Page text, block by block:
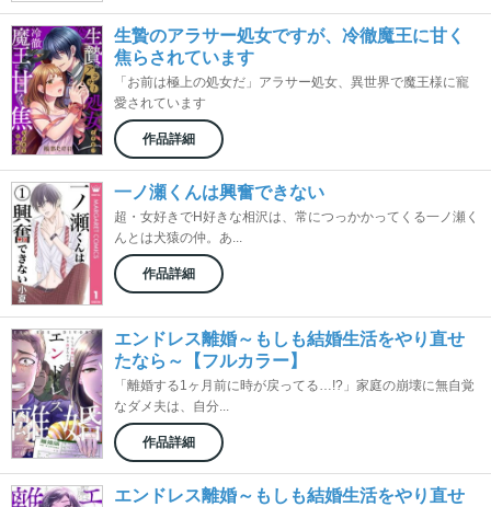
生贄のアラサー処女ですが、冷徹魔王に甘く
焦らされています
「お前は極上の処女だ」アラサー処女、異世界で魔王様に寵
愛されています
作品詳細
一ノ瀬くんは興奮できない
超・女好きでH好きな相沢は、常につっかかってくる一ノ瀬く
んとは犬猿の仲。あ...
作品詳細
エンドレス離婚～もしも結婚生活をやり直せ
たなら～【フルカラー】
「離婚する1ヶ月前に時が戻ってる…!?」家庭の崩壊に無自覚
なダメ夫は、自分...
作品詳細
エンドレス離婚～もしも結婚生活をやり直せ